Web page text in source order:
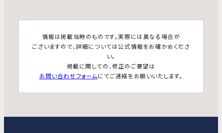
情報は掲載当時のものです。実際には異なる場合が
ございますので、詳細については公式情報をお確かめくださ
い。
掲載に関しての、修正のご要望は
お問い合わせフォームにてご連絡をお願いいたします。